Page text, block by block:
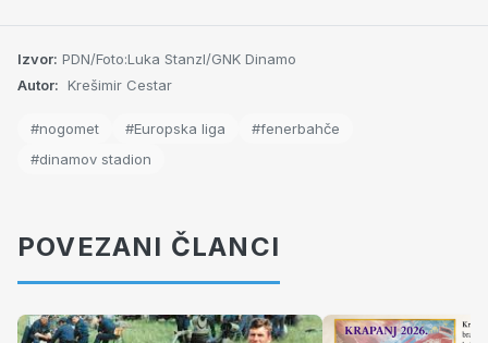
Izvor: PDN/Foto:Luka Stanzl/GNK Dinamo
Autor: Krešimir Cestar
#nogomet #Europska liga
#fenerbahče
#dinamov stadion
POVEZANI ČLANCI